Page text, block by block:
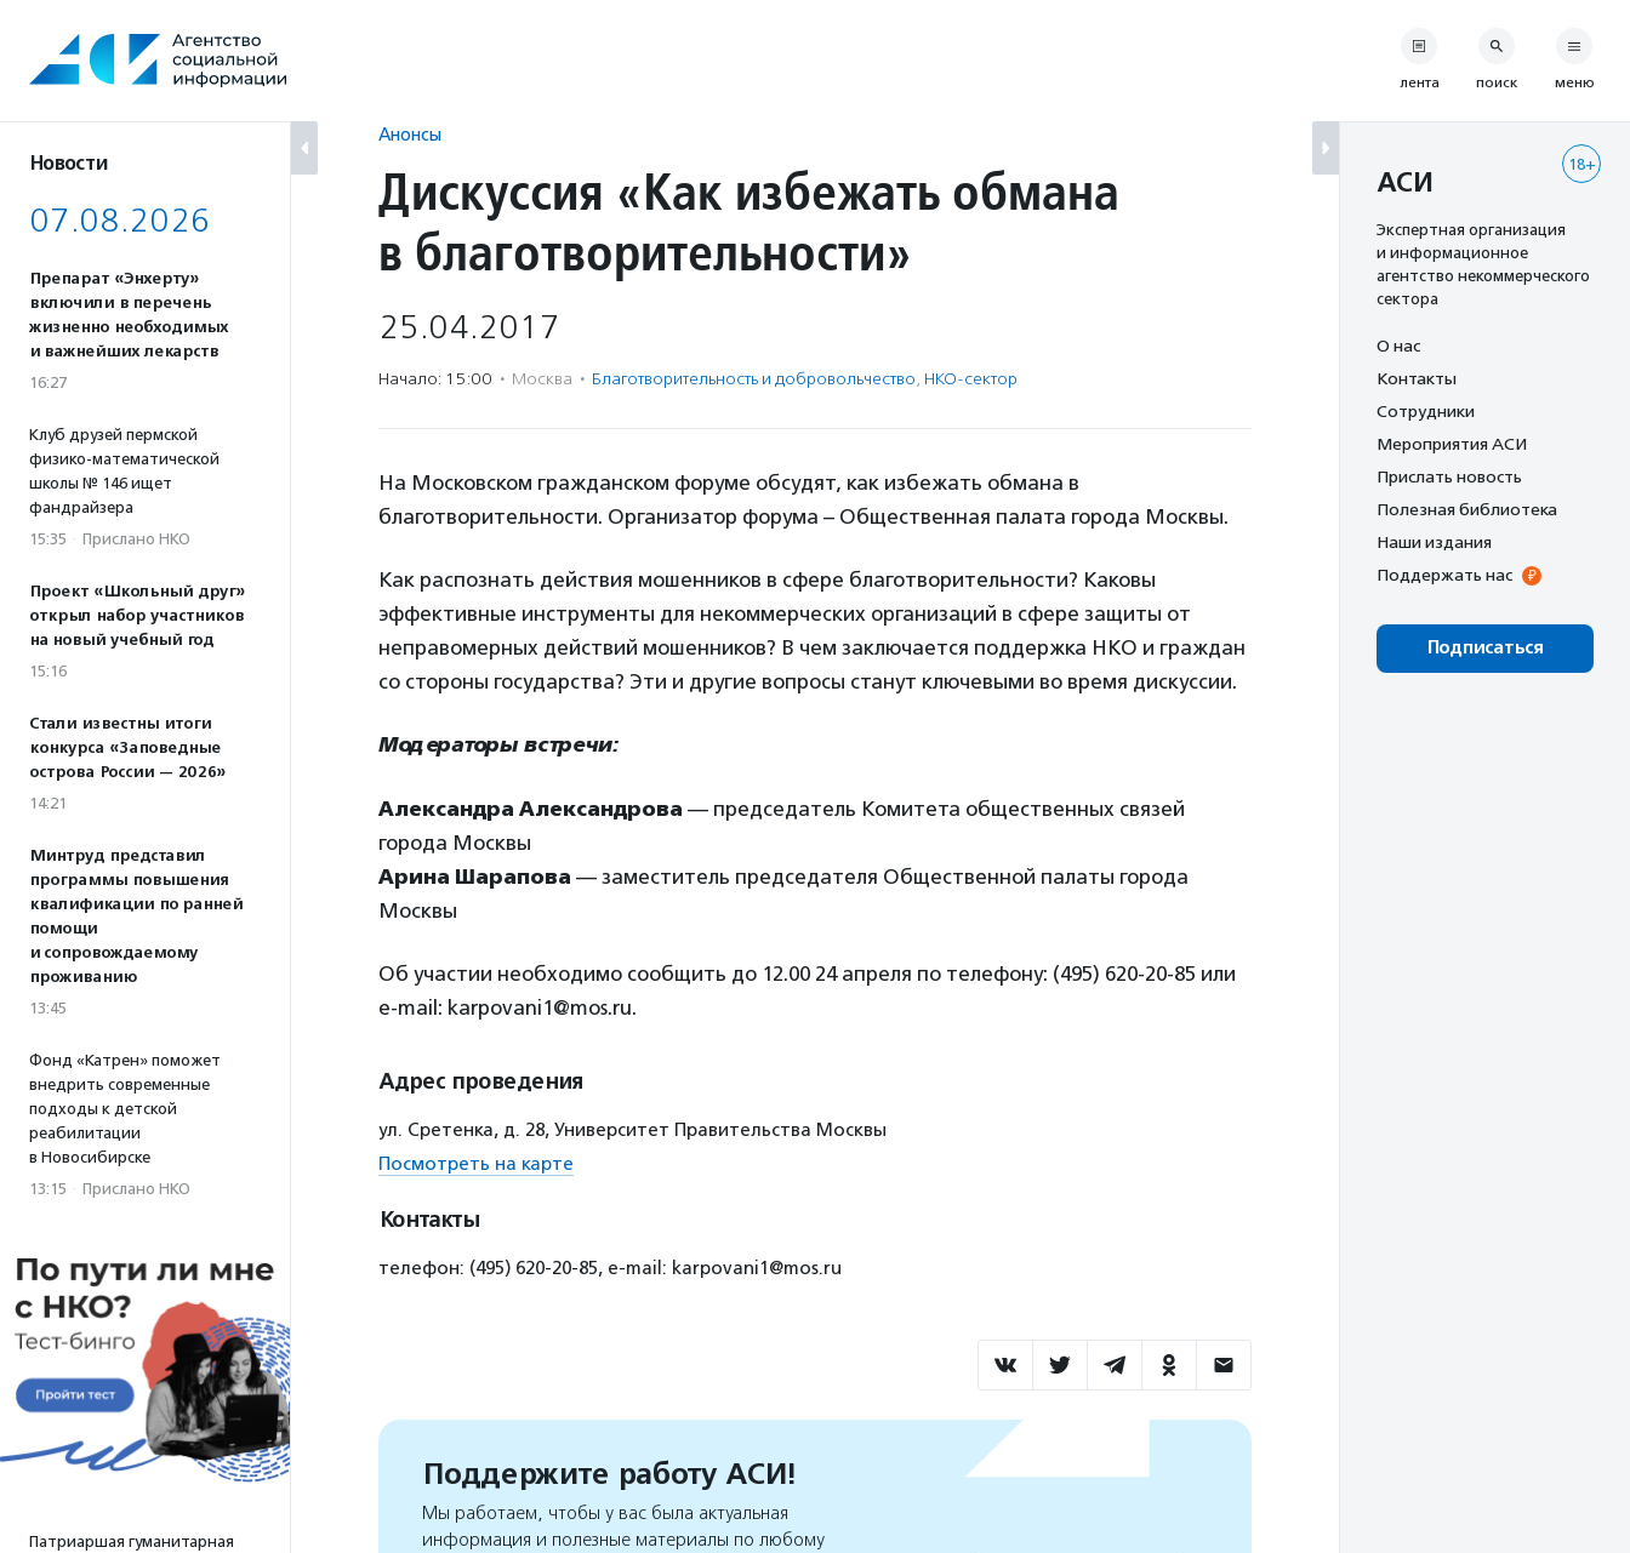
содержанию
Новости
07.08.2026
Препарат «Энхерту»
включили в перечень
жизненно необходимых
и важнейших лекарств
16:27
Клуб друзей пермской
физико-математической
школы № 146 ищет
фандрайзера
15:35 · Прислано НКО
Проект «Школьный друг»
открыл набор участников
на новый учебный год
15:16
Стали известны итоги
конкурса «Заповедные
острова России — 2026»
14:21
Минтруд представил
программы повышения
квалификации по ранней
помощи
и сопровождаемому
проживанию
13:45
Фонд «Катрен» поможет
внедрить современные
подходы к детской
реабилитации
в Новосибирске
13:15 · Прислано НКО
Патриаршая гуманитарная
Анонсы
Дискуссия «Как избежать обмана
в благотворительности»
25.04.2017
Начало: 15:00 · Москва · Благотвори­тель­ность и доброволь­чест­во, НКО-сектор
На Московском гражданском форуме обсудят, как избежать обмана в
благотворительности. Организатор форума – Общественная палата города Москвы.
Как распознать действия мошенников в сфере благотворительности? Каковы
эффективные инструменты для некоммерческих организаций в сфере защиты от
неправомерных действий мошенников? В чем заключается поддержка НКО и граждан
со стороны государства? Эти и другие вопросы станут ключевыми во время дискуссии.
Модераторы встречи:
Александра Александрова — председатель Комитета общественных связей
города Москвы
Арина Шарапова — заместитель председателя Общественной палаты города
Москвы
Об участии необходимо сообщить до 12.00 24 апреля по телефону: (495) 620-20-85 или
e-mail: karpovani1@mos.ru.
Адрес проведения
ул. Сретенка, д. 28, Университет Правительства Москвы
Посмотреть на карте
Контакты
телефон: (495) 620-20-85, e-mail: karpovani1@mos.ru
Поддержите работу АСИ!
Мы работаем, чтобы у вас была актуальная
информация и полезные материалы по любому
лента поиск меню
18+
АСИ
Экспертная организация
и информационное
агентство некоммерческого
сектора
О нас
Контакты
Сотрудники
Мероприятия АСИ
Прислать новость
Полезная библиотека
Наши издания
Поддержать нас
Подписаться